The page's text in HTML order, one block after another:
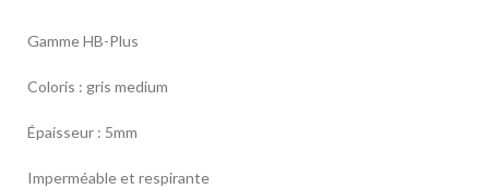
Gamme HB-Plus
Coloris : gris medium
Épaisseur : 5mm
Imperméable et respirante